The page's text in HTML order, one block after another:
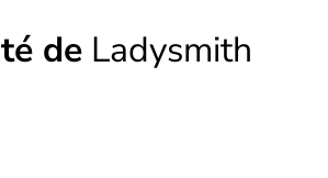
de Ladysmith